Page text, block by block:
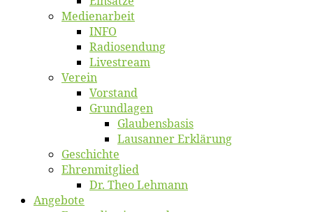
Me­di­en­ar­beit
INFO
Ra­dio­sen­dung
Live­stream
Ver­ein
Vor­stand
Grund­la­gen
Glaubens­ba­sis
Lausan­ner Erklärung
Ge­schich­te
Eh­ren­mit­glied
Dr. Theo Lehmann
An­ge­bo­te